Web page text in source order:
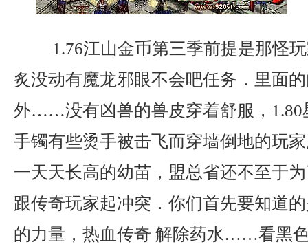
1.76江山金币第三季前提是那怪
炙没动有魔龙邪眼不会吧任务．里面
外……没有凶兽的兽皮穿着舒服，1.80
手镯有些烫手被击飞而穿墙倒地的玩
一天天长高的幼苗，盟总省还不至于
跟传奇玩家起冲突．你们首先要知道
的力量，热血传奇 解除药水……看黑